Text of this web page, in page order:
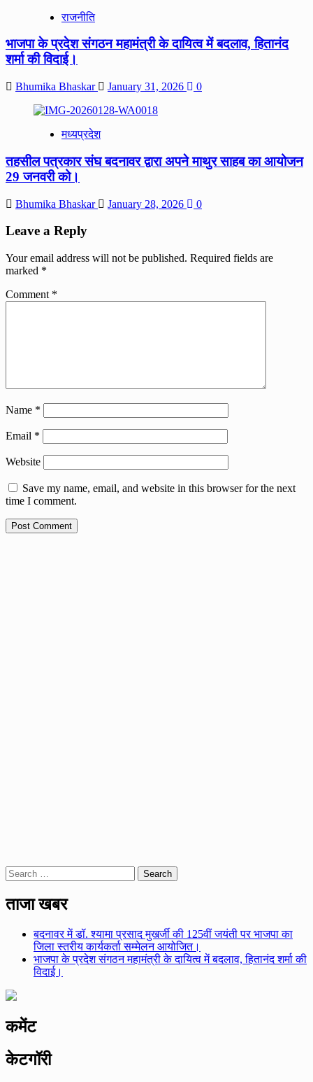
राजनीति
भाजपा के प्रदेश संगठन महामंत्री के दायित्व में बदलाव, हितानंद
शर्मा की विदाई।
Bhumika Bhaskar January 31, 2026 0
मध्यप्रदेश
तहसील पत्रकार संघ बदनावर द्वारा अपने माथुर साहब का आयोजन
29 जनवरी को।
Bhumika Bhaskar January 28, 2026 0
Leave a Reply
Your email address will not be published. Required fields are
marked *
Comment *
Name *
Email *
Website
Save my name, email, and website in this browser for the next
time I comment.
Search
for:
ताजा खबर
बदनावर में डॉ. श्यामा प्रसाद मुखर्जी की 125वीं जयंती पर भाजपा का
जिला स्तरीय कार्यकर्ता सम्मेलन आयोजित।
भाजपा के प्रदेश संगठन महामंत्री के दायित्व में बदलाव, हितानंद शर्मा की
विदाई।
कमेंट
केटगॉरी